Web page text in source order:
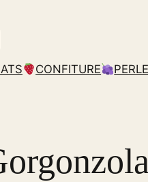
CONFITURE